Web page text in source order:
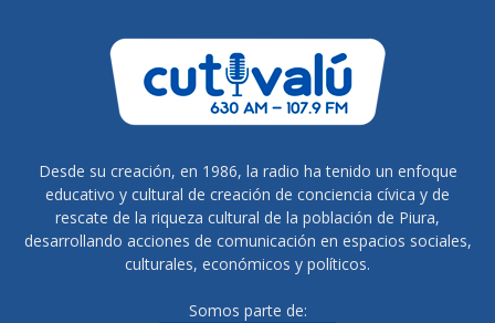
Desde su creación, en 1986, la radio ha tenido un enfoque
educativo y cultural de creación de conciencia cívica y de
rescate de la riqueza cultural de la población de Piura,
desarrollando acciones de comunicación en espacios sociales,
culturales, económicos y políticos.
Somos parte de: